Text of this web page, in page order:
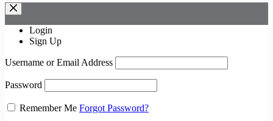
Login
Sign Up
Username or Email Address
Password
Remember Me Forgot Password?